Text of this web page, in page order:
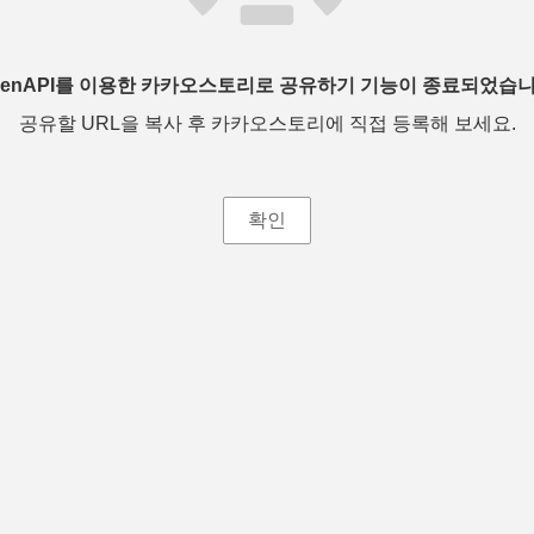
를 이용한 카카오스토리로 공유하기 기능이 종료되었습
공유할 URL을 복사 후 카카오스토리에 직접 등록해 보세요.
확인